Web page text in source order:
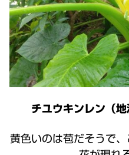
チユウキンレン（
黄色いのは苞だそうで